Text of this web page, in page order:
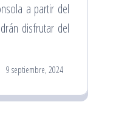
a partir del
disfrutar del
9 septiembre, 2024